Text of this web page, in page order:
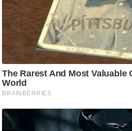
फ
क्नॉ
लॉ
जी